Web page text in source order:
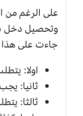
على الرغم من
وتحصيل دخل
جاءت على هذا
اولا: يتطلب
ثانيا:
ثالثا: